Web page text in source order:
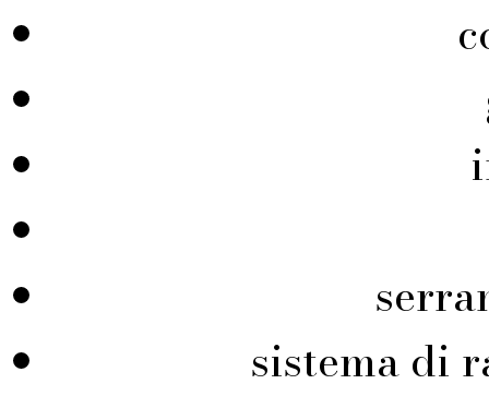
sistema di